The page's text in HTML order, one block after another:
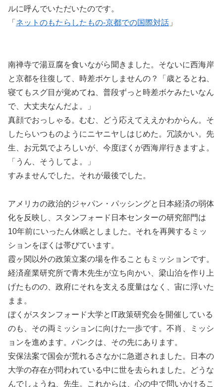
ルに呼んでいただいたのです。
「 ネットのもたらしたもの-京都での国際対話 」
南禅寺で湯豆腐を食いながら聞きました。そないに西海岸
と京都を往復して、時差ボケしませんの？「歳とるとね、
寝てもスグ目が覚めてね、普段ずっと時差ボケみたいなん
で、大丈夫なんだよ。」
真顔でおっしゃる。むむ、どう応えてええかわからん。そ
したらいつものようにニヤニヤしはじめた。冗談かい。先
生、お元気でよろしいが、今度ぼくが西海岸行きますよ。
「うん、そうしてよ。」
すみませんでした。それが最後でした。
アメリカの政治的ジャパン・パッシングと日本経済の弱体
化を反映し、スタンフォード日本センターの研究部門は
10年前にいったん休眠としました。それを再興するミッ
ションをぼくは帯びています。
霞ヶ関以外の政策立案の場を作ることもミッションです。
経済産業研究所で青木先生が立ち向かい、梁山泊を作り上
げたものの、政府にそれを支える度量はなく、宙に浮いた
まま。
ぼくがスタンフォード大学とIT政策研究会を開催している
のも、その両ミッションに向けた一歩です。不肖、ミッシ
ョンを進めます。パンクは、その先にあります。
安保法案で国会が荒れるさなかに急逝されました。日本の
大学の存在が問われている中に世を去られました。どうな
んでしょうね、先生。これからは、心の中で問いかけるこ